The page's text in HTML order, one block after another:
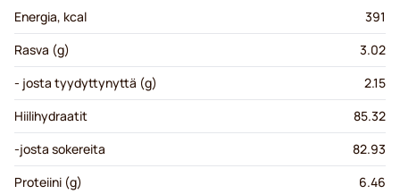
Energia, kcal
391
Rasva (g)
3.02
- josta tyydyttynyttä (g)
2.15
Hiilihydraatit
85.32
-josta sokereita
82.93
Proteiini (g)
6.46